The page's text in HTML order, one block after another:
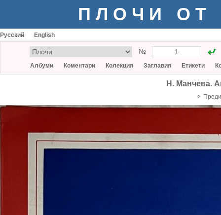
ПЛОЧИ ОТ
Русский English
№
Албуми Коментари Колекция Заглавия Етикети
Н. Манчева.
«